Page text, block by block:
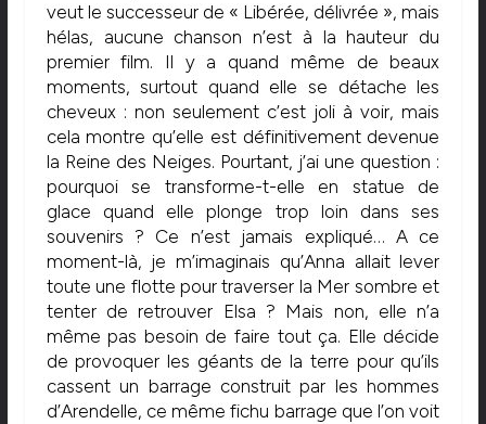
veut le successeur de « Libérée, délivrée », mais
hélas, aucune chanson n’est à la hauteur du
premier film. Il y a quand même de beaux
moments, surtout quand elle se détache les
cheveux : non seulement c’est joli à voir, mais
cela montre qu’elle est définitivement devenue
la Reine des Neiges. Pourtant, j’ai une question :
pourquoi se transforme-t-elle en statue de
glace quand elle plonge trop loin dans ses
souvenirs ? Ce n’est jamais expliqué… A ce
moment-là, je m’imaginais qu’Anna allait lever
toute une flotte pour traverser la Mer sombre et
tenter de retrouver Elsa ? Mais non, elle n’a
même pas besoin de faire tout ça. Elle décide
de provoquer les géants de la terre pour qu’ils
cassent un barrage construit par les hommes
d’Arendelle, ce même fichu barrage que l’on voit